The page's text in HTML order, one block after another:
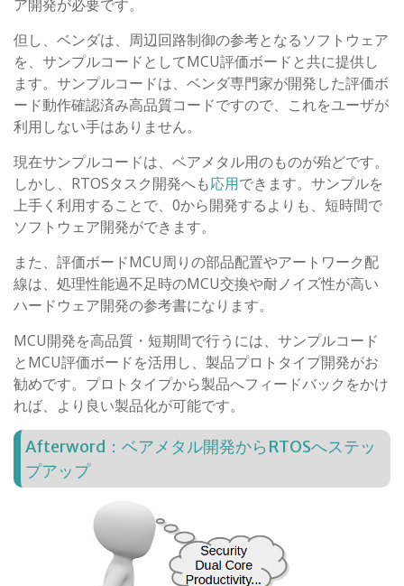
ア開発が必要です。
但し、ベンダは、周辺回路制御の参考となるソフトウェア
を、サンプルコードとしてMCU評価ボードと共に提供し
ます。サンプルコードは、ベンダ専門家が開発した評価ボ
ード動作確認済み高品質コードですので、これをユーザが
利用しない手はありません。
現在サンプルコードは、ベアメタル用のものが殆どです。
しかし、RTOSタスク開発へも応用できます。サンプルを
上手く利用することで、0から開発するよりも、短時間で
ソフトウェア開発ができます。
また、評価ボードMCU周りの部品配置やアートワーク配
線は、処理性能過不足時のMCU交換や耐ノイズ性が高い
ハードウェア開発の参考書になります。
MCU開発を高品質・短期間で行うには、サンプルコード
とMCU評価ボードを活用し、製品プロトタイプ開発がお
勧めです。プロトタイプから製品へフィードバックをかけ
れば、より良い製品化が可能です。
Afterword：ベアメタル開発からRTOSへステッ
プアップ